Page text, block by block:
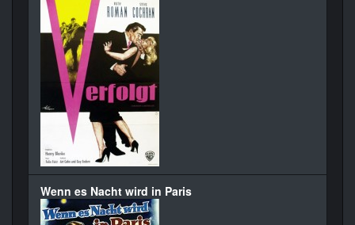
Wenn es Nacht wird in Paris